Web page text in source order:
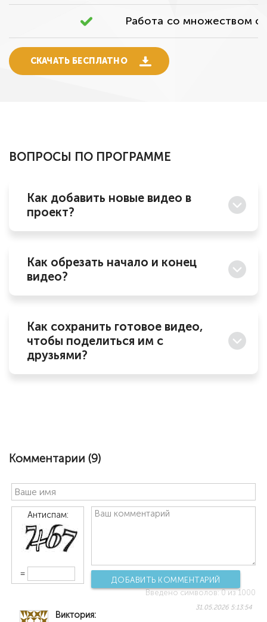
Работа со множеством
СКАЧАТЬ БЕСПЛАТНО
ВОПРОСЫ ПО ПРОГРАММЕ
Как добавить новые видео в
проект?
Как обрезать начало и конец
видео?
Как сохранить готовое видео,
чтобы поделиться им с
друзьями?
Комментарии (9)
Антиспам:
=
ДОБАВИТЬ КОММЕНТАРИЙ
Введено символов:0из 1000
Виктория
31.05.2026 5:13:54